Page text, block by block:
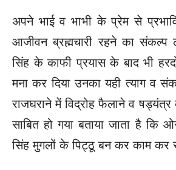
अपने भाई व भाभी के प्रेम से
आजीवन ब्रह्मचारी रहने का संकल्प
सिंह के काफी प्रयास के बाद भी
मना कर दिया उनका यही त्याग व
राजघराने में विद्रोह फैलाने व
साबित हो गया बताया जाता है कि
सिंह मुगलों के पिट्ठू बन कर काम कर